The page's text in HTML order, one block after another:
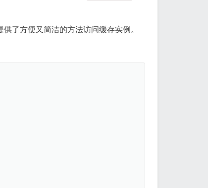
供了方便又简洁的方法访问缓存实例。